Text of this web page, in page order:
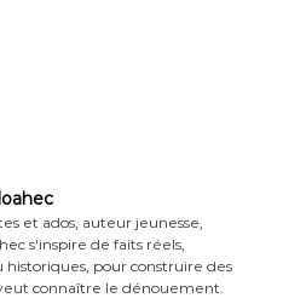
et ados, auteur jeunesse,
s'inspire de faits réels,
historiques, pour construire des
connaître le dénouement.